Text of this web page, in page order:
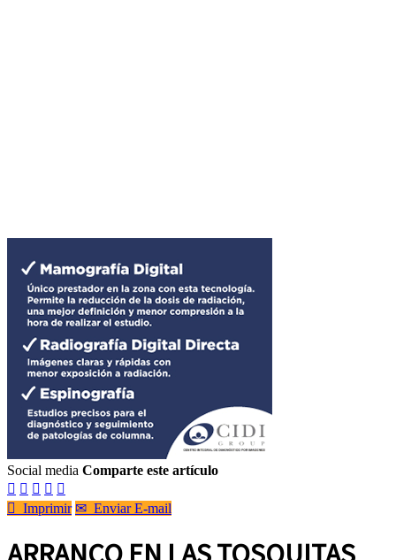
Social media Comparte este artículo
    
 Imprimir ✉ Enviar E-mail